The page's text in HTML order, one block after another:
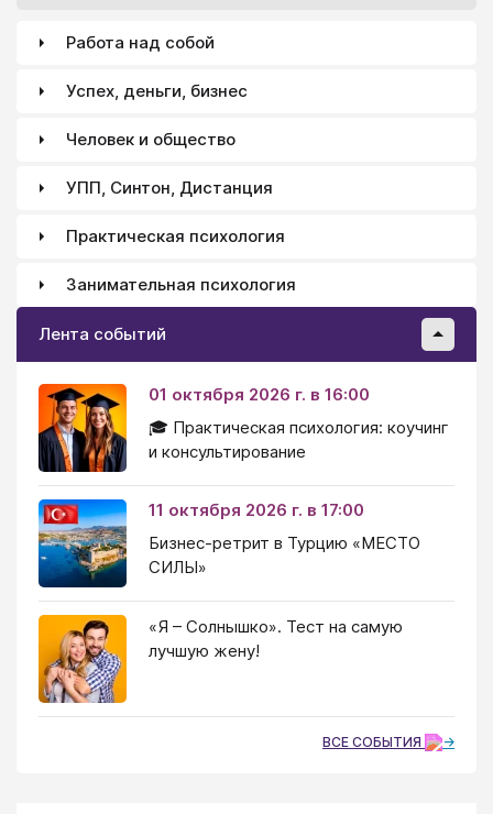
Работа над собой
Успех, деньги, бизнес
Человек и общество
УПП, Синтон, Дистанция
Практическая психология
Занимательная психология
Лента событий
01 октября 2026 г. в 16:00
🎓 Практическая психология: коучинг
и консультирование
11 октября 2026 г. в 17:00
Бизнес-ретрит в Турцию «МЕСТО
СИЛЫ»
«Я – Солнышко». Тест на самую
лучшую жену!
ВСЕ СОБЫТИЯ